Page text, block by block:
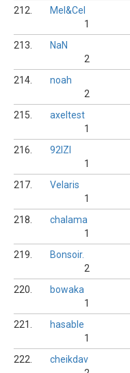
212.
Mel&Cel
1
213.
NaN
2
214.
noah
2
215.
axeltest
1
216.
92IZI
1
217.
Velaris
1
218.
chalama
1
219.
Bonsoir.
2
220.
bowaka
1
221.
hasable
1
222.
cheikdav